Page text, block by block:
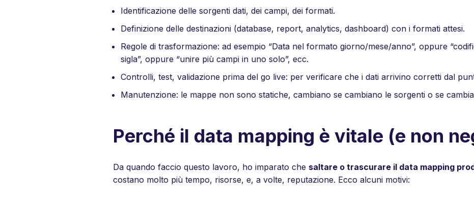
Identificazione delle sorgenti dati, dei campi, dei formati.
Definizione delle destinazioni (database, report, analytics, dashboard) con i formati attesi.
Regole di trasformazione: ad esempio “Data nel formato giorno/mese/anno”, oppure
sigla”, oppure “unire più campi in uno solo”, ecc.
Controlli, test, validazione prima del go live: per verificare che i dati arrivino corretti dal
Manutenzione: le mappe non sono statiche, cambiano se cambiano le sorgenti o se
Perché il data mapping è vitale (e non
Da quando faccio questo lavoro, ho imparato che saltare o trascurare il data mapping
costano molto più tempo, risorse, e, a volte, reputazione. Ecco alcuni motivi: